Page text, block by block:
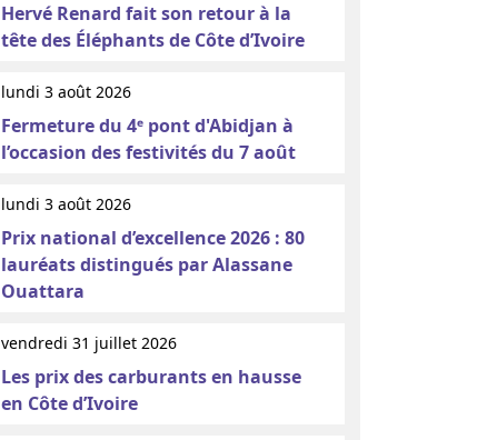
Hervé Renard fait son retour à la
tête des Éléphants de Côte d’Ivoire
lundi 3 août 2026
Fermeture du 4ᵉ pont d'Abidjan à
l’occasion des festivités du 7 août
lundi 3 août 2026
Prix national d’excellence 2026 : 80
lauréats distingués par Alassane
Ouattara
vendredi 31 juillet 2026
Les prix des carburants en hausse
en Côte d’Ivoire